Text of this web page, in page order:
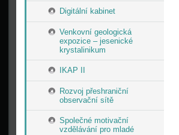
Digitální kabinet
Venkovní geologická
expozice – jesenické
krystalinikum
IKAP II
Rozvoj přeshraniční
observační sítě
Společné motivační
vzdělávání pro mladé